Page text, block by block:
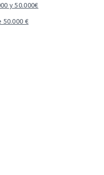
y 50.000€
€